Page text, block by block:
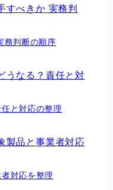
務判断の順序
と対応の整理
対応を整理